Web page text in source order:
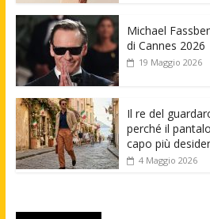
Michael
di Cannes 2026
19 Maggio 2026
Il re del
perché il
capo più
4 Maggio 2026